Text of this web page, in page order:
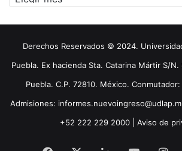
Derechos Reservados © 2024.
Puebla. Ex hacienda Sta. Catarina Mártir S/
Puebla. C.P. 72810. México. Conmutador:
Admisiones:
+52 222 229 2000 | Aviso de